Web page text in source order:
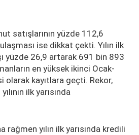
satışlarının yüzde 112,6
ise dikkat çekti. Yılın ilk
yüzde 26,9 artarak 691 bin 893
en yüksek ikinci Ocak-
olarak kayıtlara geçti. Rekor,
ilk yarısında
rağmen yılın ilk yarısında kredili